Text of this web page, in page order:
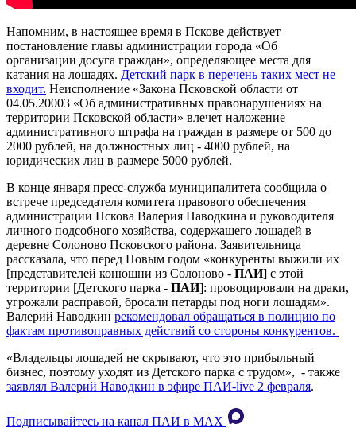
Напомним, в настоящее время в Пскове действует
постановление главы администрации города «Об
организации досуга граждан», определяющее места для
катания на лошадях. Детский парк в перечень таких мест не
входит. Неисполнение «Закона Псковской области от
04.05.20003 «Об административных правонарушениях на
территории Псковской области» влечет наложение
административного штрафа на граждан в размере от 500 до
2000 рублей, на должностных лиц - 4000 рублей, на
юридических лиц в размере 5000 рублей.
В конце января пресс-служба муниципалитета сообщила о
встрече председателя комитета правового обеспечения
администрации Пскова Валерия Наводкина и руководителя
личного подсобного хозяйства, содержащего лошадей в
деревне Солоново Псковского района. Заявительница
рассказала, что перед Новым годом «конкуренты выжили их
[представителей конюшни из Солоново - ПАИ] с этой
территории [Детского парка - ПАИ]: провоцировали на драки,
угрожали расправой, бросали петарды под ноги лошадям».
Валерий Наводкин рекомендовал обращаться в полицию по
фактам противоправных действий со стороны конкурентов.
«Владельцы лошадей не скрывают, что это прибыльный
бизнес, поэтому уходят из Детского парка с трудом», - также
заявлял Валерий Наводкин в эфире ПАИ-live 2 февраля.
Подписывайтесь на канал ПАИ в MAХ